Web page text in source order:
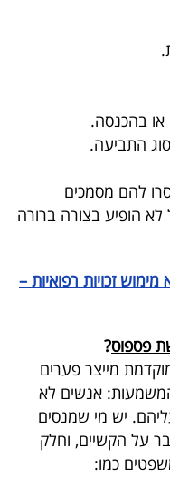
או בהכנסה.
התביעה.
להם מסמכים
הופיע בצורה ברורה
זכויות רפואיות –
פספוס?
מייצר פערים
אנשים לא
. יש מי שמנסים
על הקשיים, וחלק
כמו: